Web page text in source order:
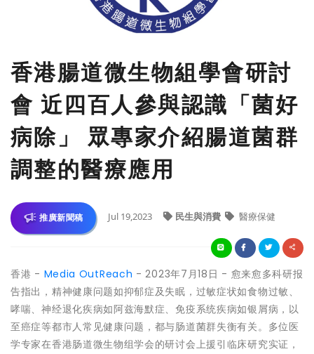
香港腸道微生物組學會研討
會 近四百人參與認識「菌好
病除」 眾專家介紹腸道菌群
調整的醫療應用
推廣新聞稿 Jul 19,2023 民生與消費 醫療保健
香港 - Media OutReach - 2023年7月18日 - 愈来愈多科研报
告指出，精神健康问题如抑郁症及失眠，过敏症状如食物过敏、
哮喘、神经退化疾病如阿兹海默症、免疫系统疾病如银屑病，以
至癌症等都市人常见健康问题，都与肠道菌群失衡有关。多位医
学专家在香港肠道微生物组学会的研讨会上援引临床研究实证，